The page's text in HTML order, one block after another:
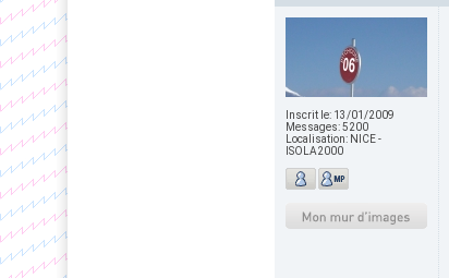
Inscrit le: 13/01/2009
Messages:5200
Localisation: NICE -
ISOLA2000